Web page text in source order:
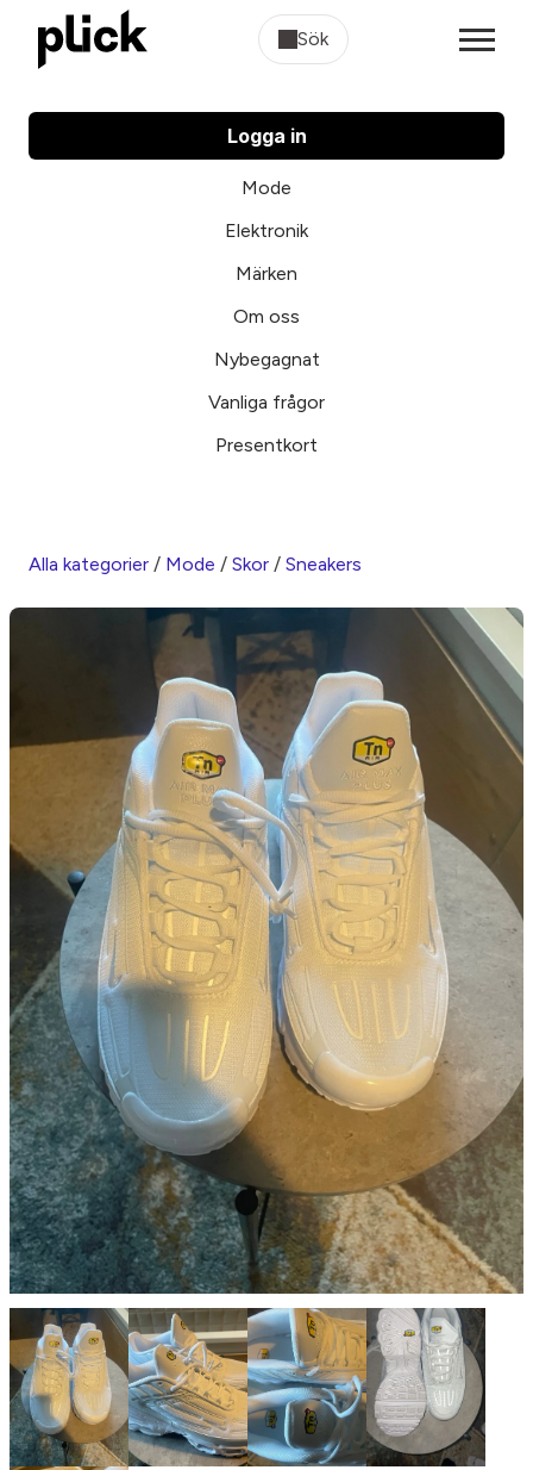
Sök
Logga in
Mode
Elektronik
Märken
Om oss
Nybegagnat
Vanliga frågor
Presentkort
Alla kategorier / Mode / Skor / Sneakers